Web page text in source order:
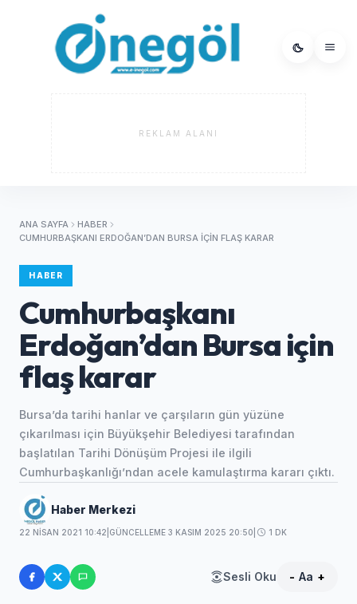
REKLAM ALANI
ANA SAYFA
HABER
CUMHURBAŞKANI ERDOĞAN’DAN BURSA IÇIN FLAŞ KARAR
HABER
Cumhurbaşkanı
Erdoğan’dan Bursa için
flaş karar
Bursa’da tarihi hanlar ve çarşıların gün yüzüne
çıkarılması için Büyükşehir Belediyesi tarafından
başlatılan Tarihi Dönüşüm Projesi ile ilgili
Cumhurbaşkanlığı’ndan acele kamulaştırma kararı çıktı.
Haber Merkezi
22 NISAN 2021 10:42 GÜNCELLEME 3 KASIM 2025 20:50 1 DK
Sesli Oku - Aa +